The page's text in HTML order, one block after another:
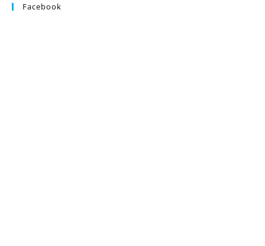
Facebook